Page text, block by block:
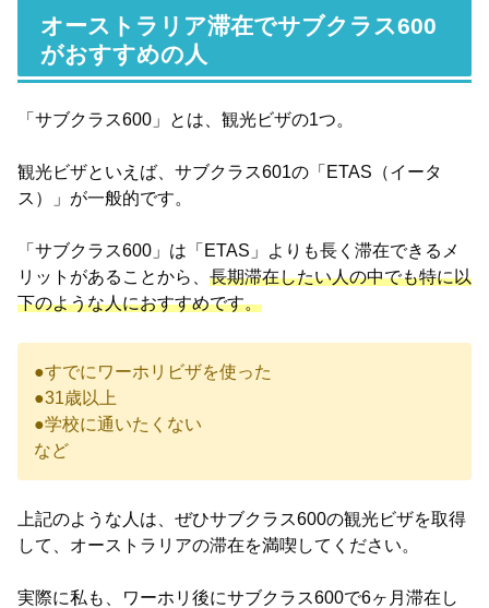
オーストラリア滞在でサブクラス600
がおすすめの人
「サブクラス600」とは、観光ビザの1つ。
観光ビザといえば、サブクラス601の「ETAS（イータ
ス）」が一般的です。
「サブクラス600」は「ETAS」よりも長く滞在できるメ
リットがあることから、 長期滞在したい人の中でも特に以
下のような人におすすめです。
●すでにワーホリビザを使った
●31歳以上
●学校に通いたくない
など
上記のような人は、ぜひサブクラス600の観光ビザを取得
して、オーストラリアの滞在を満喫してください。
実際に私も、ワーホリ後にサブクラス600で6ヶ月滞在し